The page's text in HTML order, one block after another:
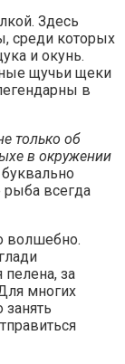
Здесь
среди которых
и окунь.
щучьи щеки
в
только об
в окружении
рыба всегда
волшебно.
пелена, за
многих